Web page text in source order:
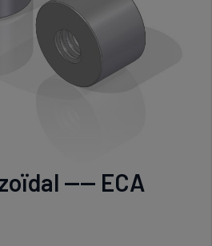
---- ECA